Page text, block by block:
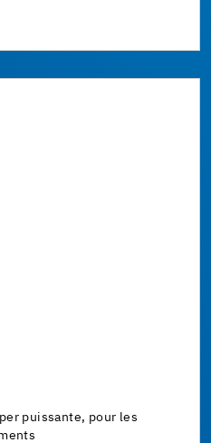
puissante, pour les